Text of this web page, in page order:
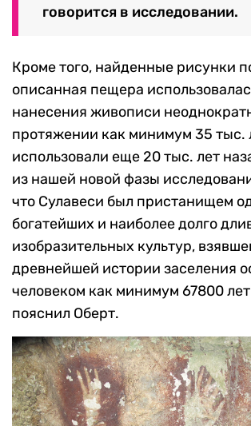
говорится в исследовании.
Кроме того, найденные рисунки
описанная пещера
нанесения живописи
протяжении как минимум 35 тыс.
использовали еще 20 тыс. лет
из нашей новой фазы
что Сулавеси был пристанищем
богатейших и наиболее долго
изобразительных культур,
древнейшей истории заселения
человеком как минимум 67800
пояснил Оберт.